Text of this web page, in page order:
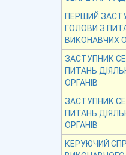
ПЕРШИЙ
ГОЛОВИ З
ВИКОНАВЧИХ
ЗАСТУПНИК
ПИТАНЬ
ОРГАНІВ
ЗАСТУПНИК
ПИТАНЬ
ОРГАНІВ
КЕРУЮЧИЙ